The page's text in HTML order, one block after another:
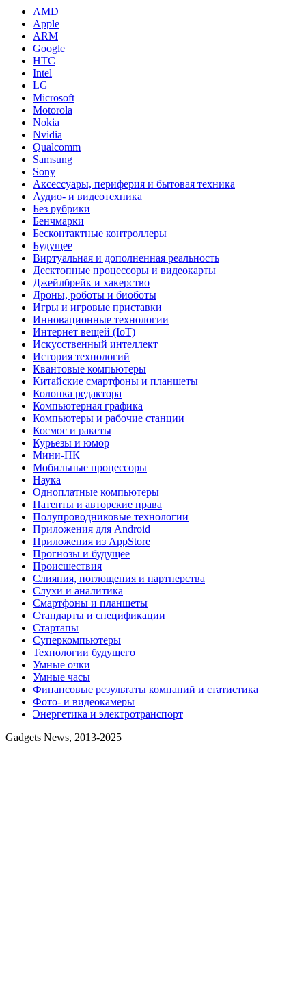
AMD
Apple
ARM
Google
HTC
Intel
LG
Microsoft
Motorola
Nokia
Nvidia
Qualcomm
Samsung
Sony
Аксессуары, периферия и бытовая техника
Аудио- и видеотехника
Без рубрики
Бенчмарки
Бесконтактные контроллеры
Будущее
Виртуальная и дополненная реальность
Десктопные процессоры и видеокарты
Джейлбрейк и хакерство
Дроны, роботы и биоботы
Игры и игровые приставки
Инновационные технологии
Интернет вещей (IoT)
Искусственный интеллект
История технологий
Квантовые компьютеры
Китайские смартфоны и планшеты
Колонка редактора
Компьютерная графика
Компьютеры и рабочие станции
Космос и ракеты
Курьезы и юмор
Мини-ПК
Мобильные процессоры
Наука
Одноплатные компьютеры
Патенты и авторские права
Полупроводниковые технологии
Приложения для Android
Приложения из AppStore
Прогнозы и будущее
Происшествия
Слияния, поглощения и партнерства
Слухи и аналитика
Смартфоны и планшеты
Стандарты и спецификации
Стартапы
Суперкомпьютеры
Технологии будущего
Умные очки
Умные часы
Финансовые результаты компаний и статистика
Фото- и видеокамеры
Энергетика и электротранспорт
Gadgets News, 2013-2025